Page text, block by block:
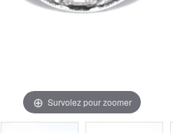
d'occasion
Survolez pour zoomer